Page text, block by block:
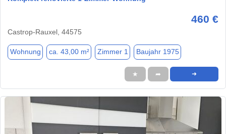
460 €
Castrop-Rauxel, 44575
Wohnung ca. 43,00 m² Zimmer 1 Baujahr 1975
★ ➦ ➜